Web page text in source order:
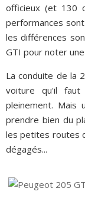
officieux (et 130
performances
les différences
GTI pour noter
La conduite de la
voiture qu'il
pleinement. Mais
prendre bien du
les petites routes
dégagés...